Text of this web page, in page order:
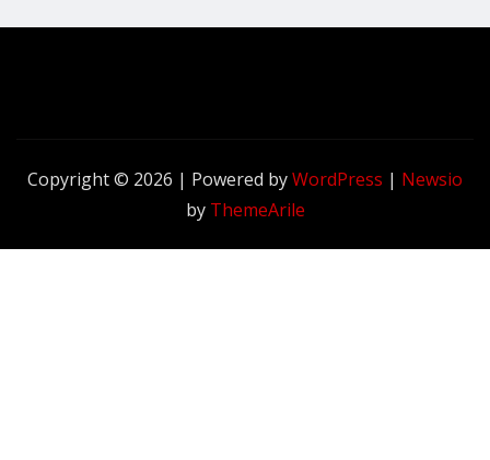
Copyright © 2026 | Powered byWordPress | Newsio
by ThemeArile